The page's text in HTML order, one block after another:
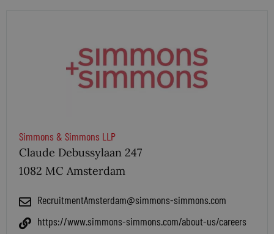
Simmons & Simmons LLP
Claude Debussylaan 247
1082 MC Amsterdam
RecruitmentAmsterdam@simmons-simmons.com
https://www.simmons-simmons.com/about-us/careers